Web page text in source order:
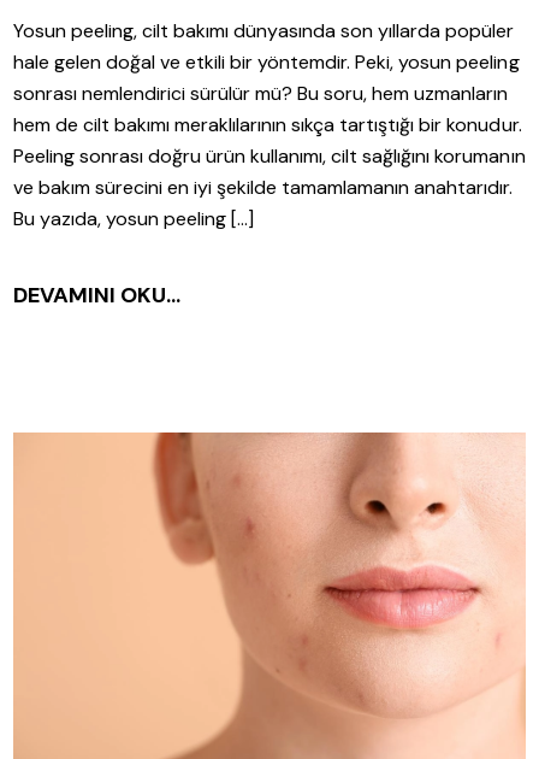
Yosun peeling, cilt bakımı dünyasında son yıllarda popüler
hale gelen doğal ve etkili bir yöntemdir. Peki, yosun peeling
sonrası nemlendirici sürülür mü? Bu soru, hem uzmanların
hem de cilt bakımı meraklılarının sıkça tartıştığı bir konudur.
Peeling sonrası doğru ürün kullanımı, cilt sağlığını korumanın
ve bakım sürecini en iyi şekilde tamamlamanın anahtarıdır.
Bu yazıda, yosun peeling […]
DEVAMINI OKU...